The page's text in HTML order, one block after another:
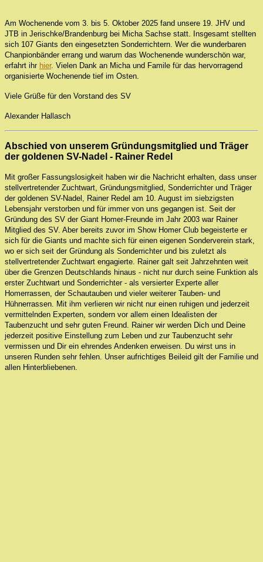
Am Wochenende vom 3. bis 5. Oktober 2025 fand unsere 19. JHV und
JTB in Jerischke/Brandenburg bei Micha Sachse statt. Insgesamt stellten
sich 107 Giants den eingesetzten Sonderrichtern. Wer die wunderbaren
Chanpionbänder errang und warum das Wochenende wunderschön war,
erfahrt ihr hier. Vielen Dank an Micha und Famile für das hervorragend
organisierte Wochenende tief im Osten.
Viele Grüße für den Vorstand des SV
Alexander Hallasch
Abschied von unserem Gründungsmitglied und Träger
der goldenen SV-Nadel - Rainer Redel
Mit großer Fassungslosigkeit haben wir die Nachricht erhalten, dass unser
stellvertretender Zuchtwart, Gründungsmitglied, Sonderrichter und Träger
der goldenen SV-Nadel, Rainer Redel am 10. August im siebzigsten
Lebensjahr verstorben und für immer von uns gegangen ist. Seit der
Gründung des SV der Giant Homer-Freunde im Jahr 2003 war Rainer
Mitglied des SV. Aber bereits zuvor im Show Homer Club begeisterte er
sich für die Giants und machte sich für einen eigenen Sonderverein stark,
wo er sich seit der Gründung als Sonderrichter und bis zuletzt als
stellvertretender Zuchtwart engagierte. Rainer galt seit Jahrzehnten weit
über die Grenzen Deutschlands hinaus - nicht nur durch seine Funktion als
erster Zuchtwart und Sonderrichter - als versierter Experte aller
Homerrassen, der Schautauben und vieler weiterer Tauben- und
Hühnerrassen. Mit ihm verlieren wir nicht nur einen ruhigen und jederzeit
vermittelnden Experten, sondern vor allem einen Idealisten der
Taubenzucht und sehr guten Freund. Rainer wir werden Dich und Deine
jederzeit positive Einstellung zum Leben und zur Taubenzucht sehr
vermissen und Dir ein ehrendes Andenken erweisen. Du wirst uns in
unseren Runden sehr fehlen. Unser aufrichtiges Beileid gilt der Familie und
allen Hinterbliebenen.